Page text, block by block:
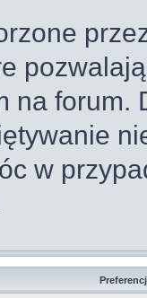
na forum.
w